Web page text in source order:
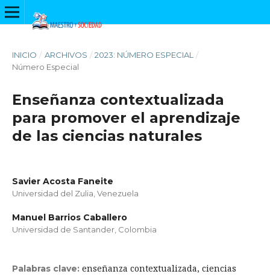
INICIO / ARCHIVOS / 2023: NÚMERO ESPECIAL
/
Número Especial
Enseñanza contextualizada
para promover el aprendizaje
de las ciencias naturales
Savier Acosta Faneite
Universidad del Zulia, Venezuela
Manuel Barrios Caballero
Universidad de Santander, Colombia
Palabras clave: enseñanza contextualizada, ciencias